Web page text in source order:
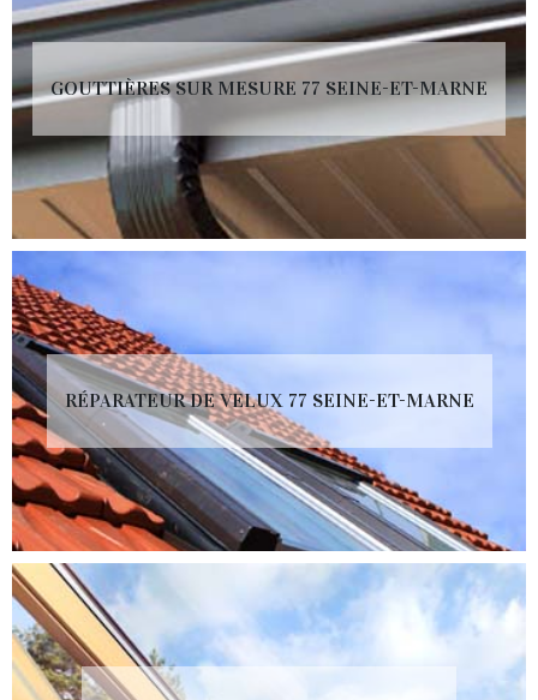
GOUTTIÈRES SUR MESURE 77 SEINE-ET-MARNE
RÉPARATEUR DE VELUX 77 SEINE-ET-MARNE